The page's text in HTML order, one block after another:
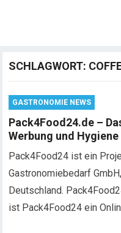
SCHLAGWORT:
GASTRONOMIE NEWS
Pack4Food24.de –
Werbung und Hygiene
Pack4Food24 ist ein
Gastronomiebedarf
Deutschland.
ist Pack4Food24 ein